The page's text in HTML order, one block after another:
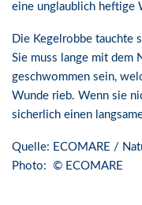
eine unglaublich heftige
Die Kegelrobbe tauchte
Sie muss lange mit dem
geschwommen sein,
Wunde rieb. Wenn sie
sicherlich einen
Quelle: ECOMARE /
Photo: © ECOMARE